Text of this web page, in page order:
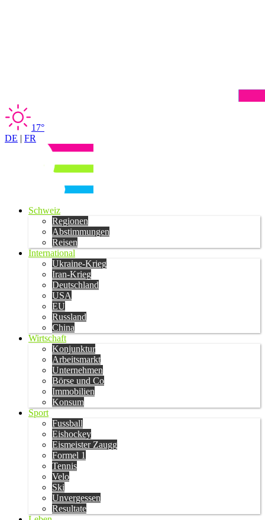
17°
DE | FR
Schweiz
Regionen
Abstimmungen
Reisen
International
Ukraine-Krieg
Iran-Krieg
Deutschland
USA
EU
Russland
China
Wirtschaft
Konjunktur
Arbeitsmarkt
Unternehmen
Börse und Co
Immobilien
Konsum
Sport
Fussball
Eishockey
Eismeister Zaugg
Formel 1
Tennis
Velo
Ski
Unvergessen
Resultate